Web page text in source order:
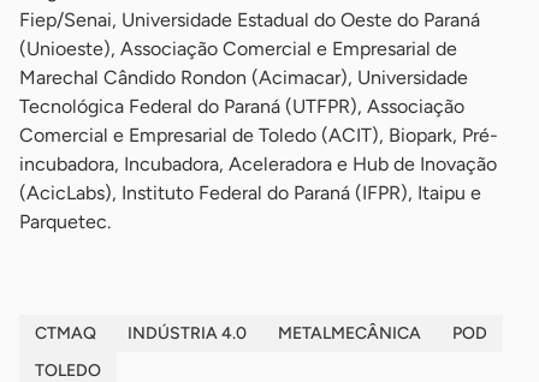
Fiep/Senai, Universidade Estadual do Oeste do Paraná
(Unioeste), Associação Comercial e Empresarial de
Marechal Cândido Rondon (Acimacar), Universidade
Tecnológica Federal do Paraná (UTFPR), Associação
Comercial e Empresarial de Toledo (ACIT), Biopark, Pré-
incubadora, Incubadora, Aceleradora e Hub de Inovação
(AcicLabs), Instituto Federal do Paraná (IFPR), Itaipu e
Parquetec.
CTMAQ INDÚSTRIA 4.0 METALMECÂNICA
POD
TOLEDO